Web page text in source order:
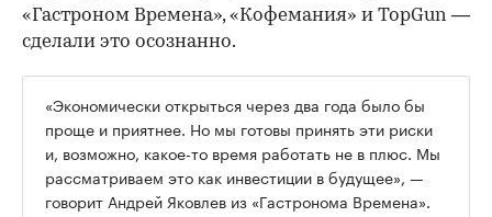
«Гастроном Времена», «Кофемания» и TopGun —
сделали это осознанно.
«Экономически открыться через два года было бы
проще и приятнее. Но мы готовы принять эти риски
и, возможно, какое-то время работать не в плюс. Мы
рассматриваем это как инвестиции в будущее», —
говорит Андрей Яковлев из «Гастронома Времена».